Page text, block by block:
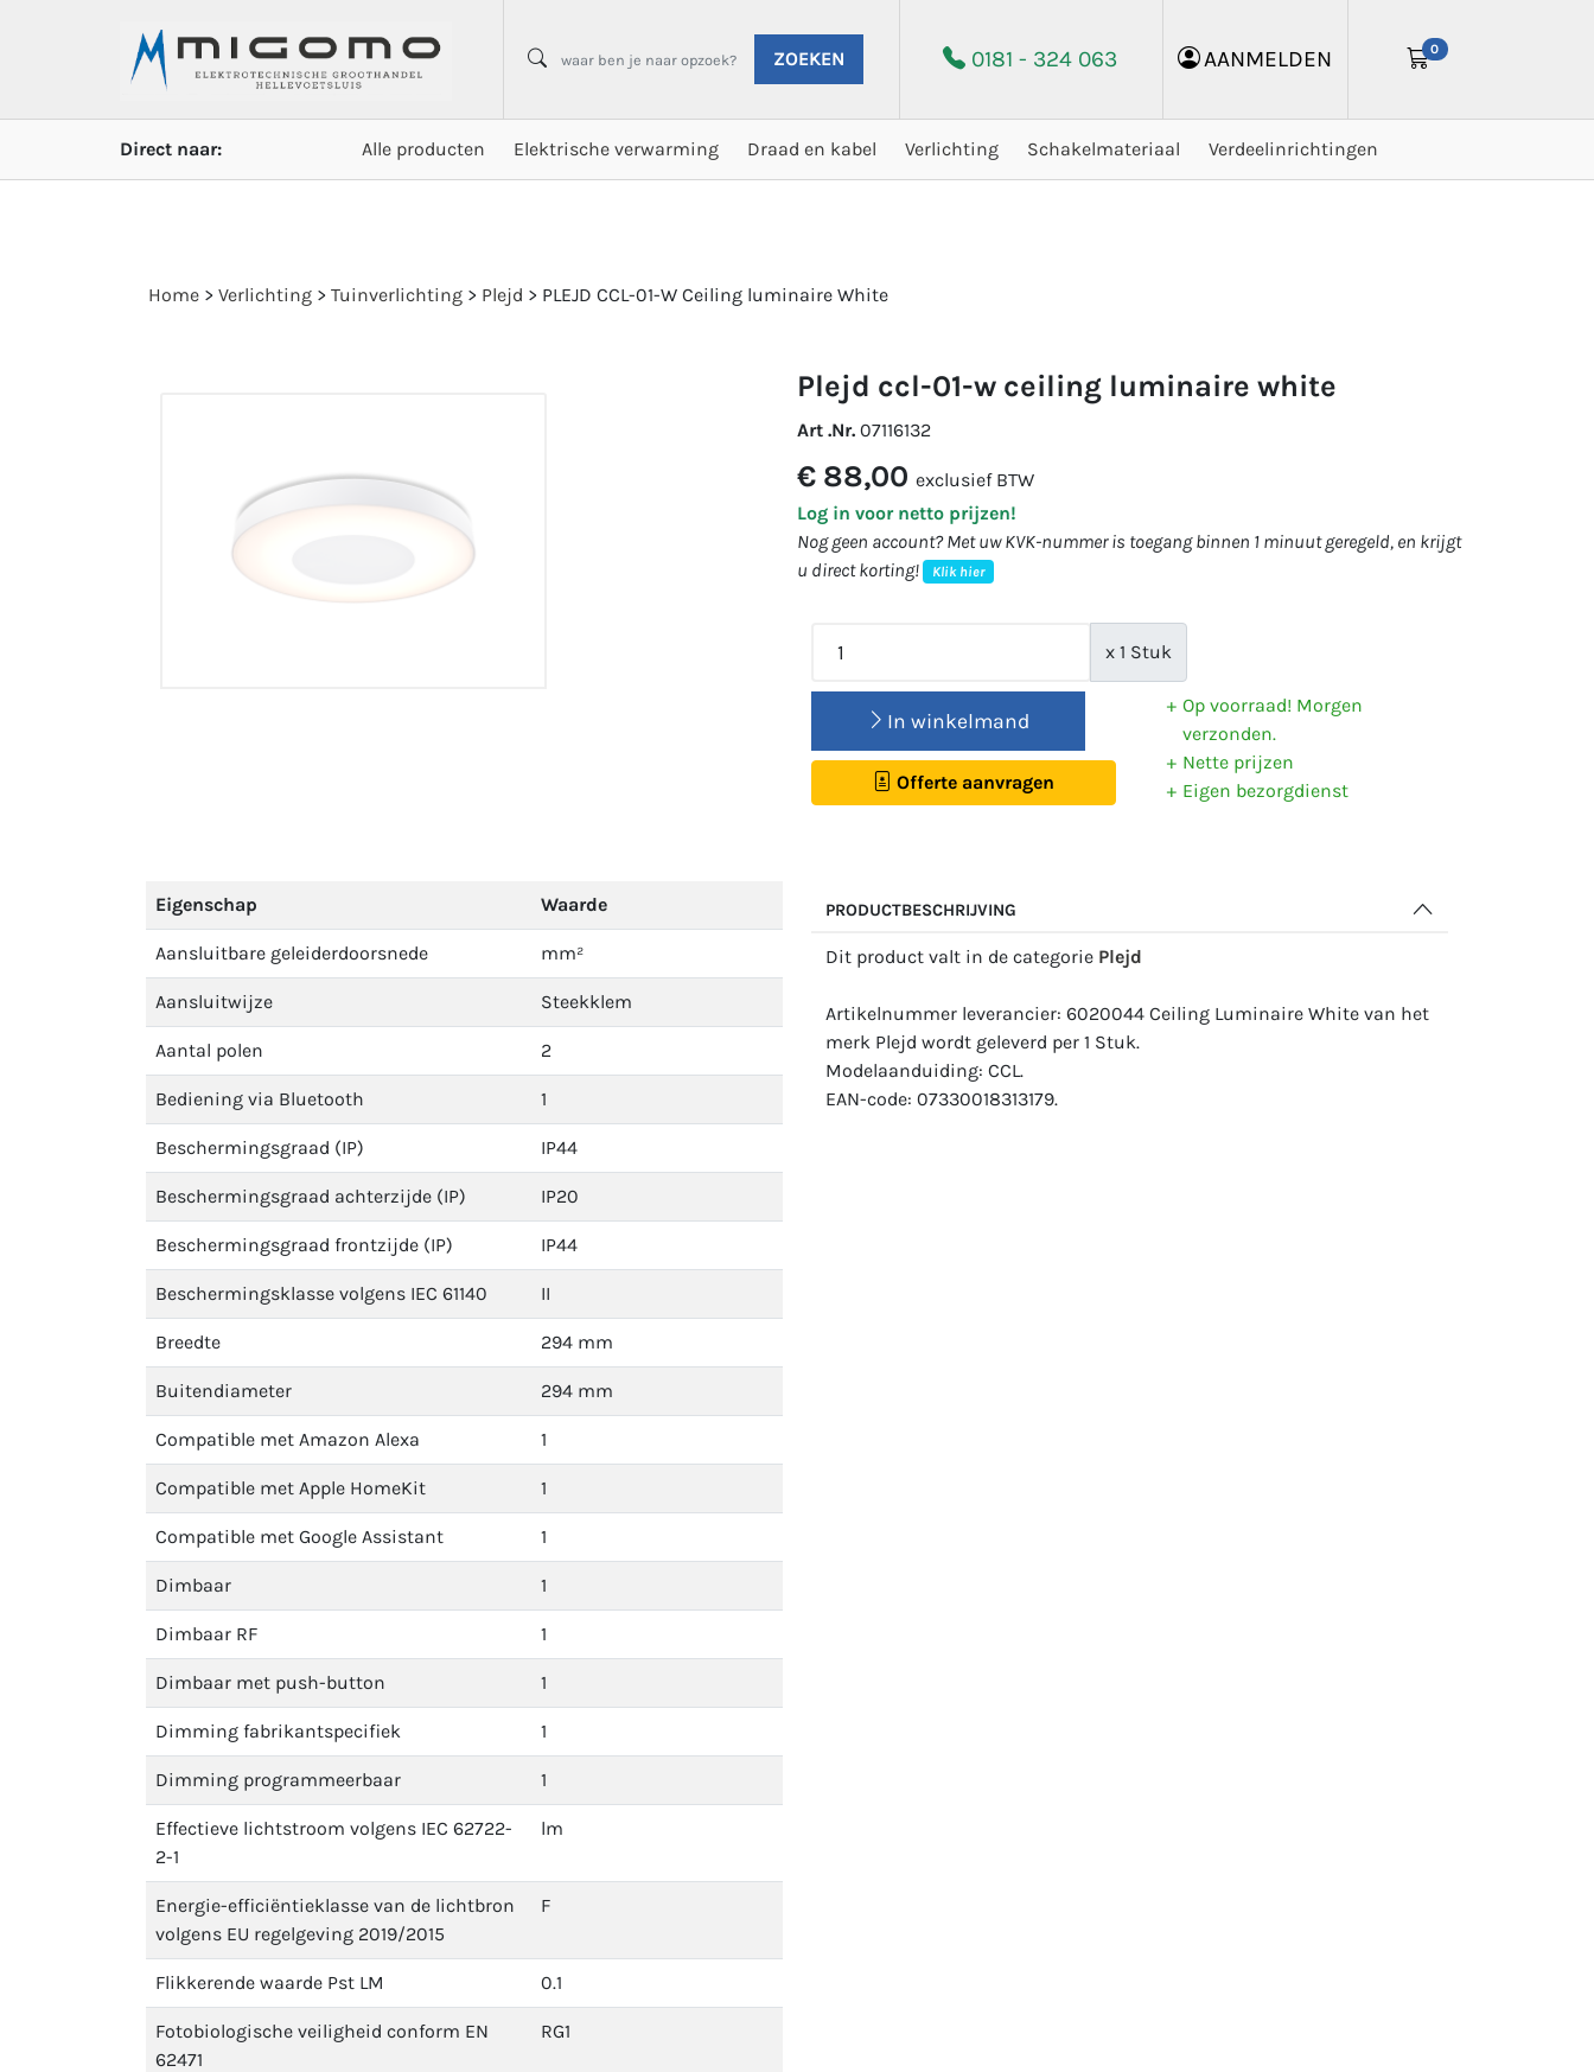
ZOEKEN 0181 - 324 063 AANMELDEN 0
Direct naar: Alle producten Elektrische verwarming Draad en kabel Verlichting Schakelmateriaal Verdeelinrichtingen
Home > Verlichting > Tuinverlichting > Plejd > PLEJD CCL-01-W Ceiling luminaire White
plejd ccl-01-w ceiling luminaire white
Art .Nr. 07116132
€ 88,00 exclusief BTW
Log in voor netto prijzen!
Nog geen account? Met uw KVK-nummer is toegang binnen 1 minuut geregeld, en krijgt
u direct korting!
Klik hier
x 1 Stuk
In winkelmand
Offerte aanvragen
Op voorraad! Morgen
verzonden.
Nette prijzen
Eigen bezorgdienst
Eigenschap Waarde
Aansluitbare geleiderdoorsnede mm²
Aansluitwijze Steekklem
Aantal polen 2
Bediening via Bluetooth 1
Beschermingsgraad (IP) IP44
Beschermingsgraad achterzijde (IP) IP20
Beschermingsgraad frontzijde (IP) IP44
Beschermingsklasse volgens IEC 61140 II
Breedte 294 mm
Buitendiameter 294 mm
Compatible met Amazon Alexa 1
Compatible met Apple HomeKit 1
Compatible met Google Assistant 1
Dimbaar 1
Dimbaar RF 1
Dimbaar met push-button 1
Dimming fabrikantspecifiek 1
Dimming programmeerbaar 1
Effectieve lichtstroom volgens IEC 62722-
2-1
lm
Energie-efficiëntieklasse van de lichtbron
volgens EU regelgeving 2019/2015
F
Flikkerende waarde Pst LM 0.1
Fotobiologische veiligheid conform EN
62471
RG1
PRODUCTBESCHRIJVING
Dit product valt in de categorie Plejd
Artikelnummer leverancier: 6020044 Ceiling Luminaire White van het
merk Plejd wordt geleverd per 1 Stuk.
Modelaanduiding: CCL.
EAN-code: 07330018313179.